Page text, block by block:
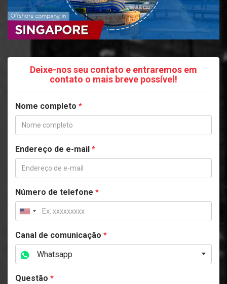
Deixe-nos seu contato e entraremos em
contato o mais breve possível!
Nome completo *
Endereço de e-mail *
Número de telefone *
Canal de comunicação *
Whatsapp
Questão *